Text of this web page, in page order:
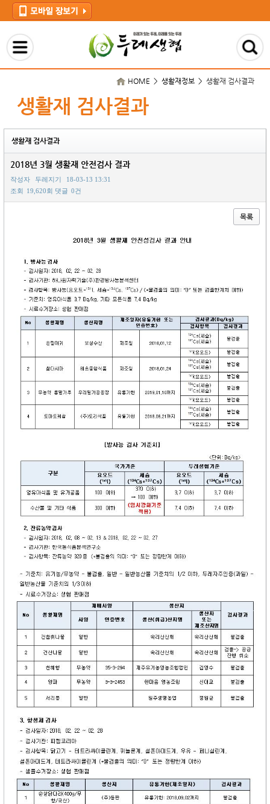
생활재 검사결과
HOME > 생활재정보 > 생활재 검사결과
생활재 검사결과
2018년 3월 생활재 안전검사 결과
작성자 두레지기
18-03-13 13:31
조회 19,620회 댓글 0건
목록